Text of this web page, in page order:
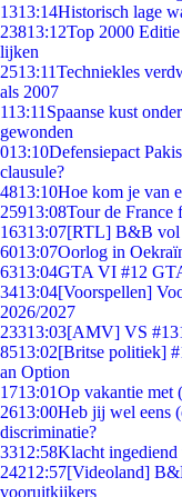
1313:14Historisch lage
23813:12Top 2000
lijken
2513:11Techniekles
als 2007
113:11 Spaanse kust
gewonden
013:10Defensiepact
clausule?
4813:10Hoe kom je van
25913:08Tour de France
16313:07[RTL] B&B vol
6013:07Oorlog in
6313:04GTA VI #12
3413:04[Voorspellen]
2026/2027
23313:03[AMV] VS
8513:02[Britse politiek]
an Option
1713:01Op vakantie met
2613:00Heb jij wel eens
discriminatie?
3312:58Klacht ingediend
24212:57[Videoland]
vooruitkijkers